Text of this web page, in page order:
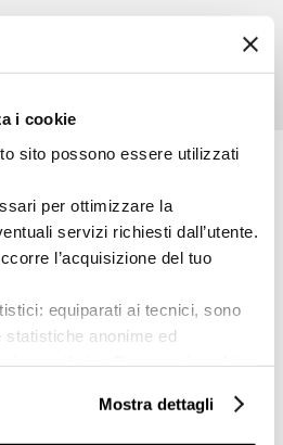
i cookie
sito possono essere utilizzati
per ottimizzare la
servizi richiesti dall’utente.
l’acquisizione del tuo
equiparati ai tecnici, sono
anonime ed
marketing: sono utilizzati, solo
esaminare le tue abitudini di
Mostra dettagli